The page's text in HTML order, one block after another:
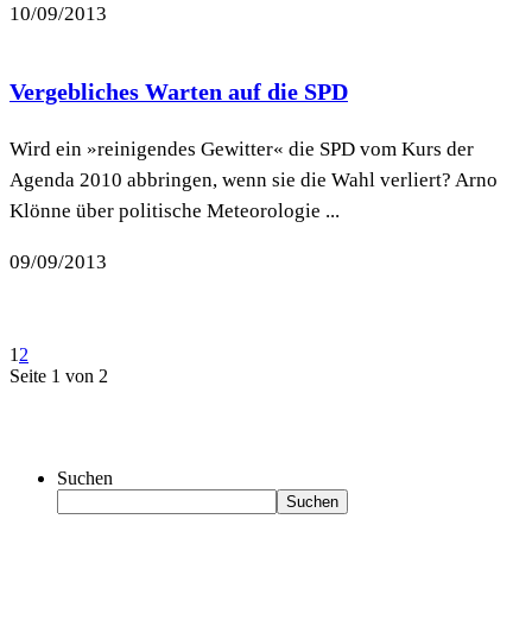
10/09/2013
Vergebliches Warten auf die SPD
Wird ein »reinigendes Gewitter« die SPD vom Kurs der
Agenda 2010 abbringen, wenn sie die Wahl verliert? Arno
Klönne über politische Meteorologie ...
09/09/2013
1 2
Seite 1 von 2
Suchen
Suchen